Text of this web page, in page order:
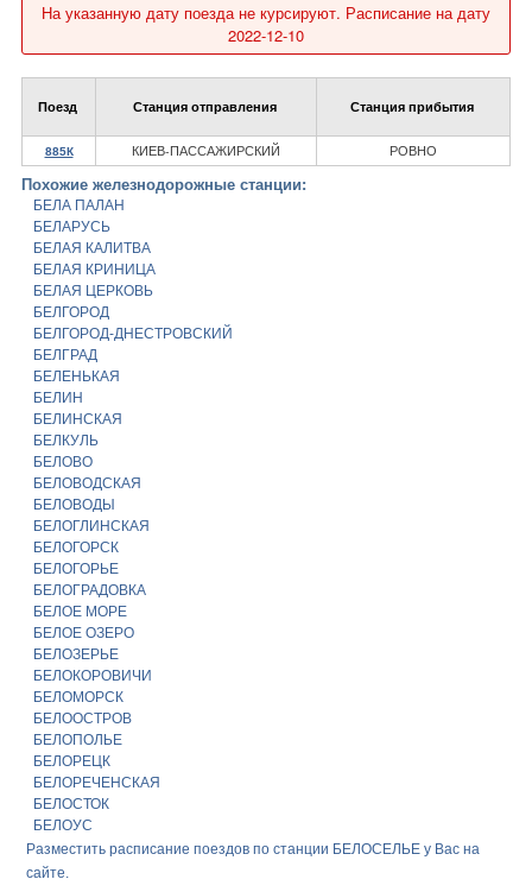
На указанную дату поезда не курсируют. Расписание на дату
2022-12-10
Поезд Станция отправления Станция прибытия
885К КИЕВ-ПАССАЖИРСКИЙ РОВНО
Похожие железнодорожные станции:
БЕЛА ПАЛАН
БЕЛАРУСЬ
БЕЛАЯ КАЛИТВА
БЕЛАЯ КРИНИЦА
БЕЛАЯ ЦЕРКОВЬ
БЕЛГОРОД
БЕЛГОРОД-ДНЕСТРОВСКИЙ
БЕЛГРАД
БЕЛЕНЬКАЯ
БЕЛИН
БЕЛИНСКАЯ
БЕЛКУЛЬ
БЕЛОВО
БЕЛОВОДСКАЯ
БЕЛОВОДЫ
БЕЛОГЛИНСКАЯ
БЕЛОГОРСК
БЕЛОГОРЬЕ
БЕЛОГРАДОВКА
БЕЛОЕ МОРЕ
БЕЛОЕ ОЗЕРО
БЕЛОЗЕРЬЕ
БЕЛОКОРОВИЧИ
БЕЛОМОРСК
БЕЛООСТРОВ
БЕЛОПОЛЬЕ
БЕЛОРЕЦК
БЕЛОРЕЧЕНСКАЯ
БЕЛОСТОК
БЕЛОУС
Разместить расписание поездов по станции БЕЛОСЕЛЬЕ у Вас на
сайте.